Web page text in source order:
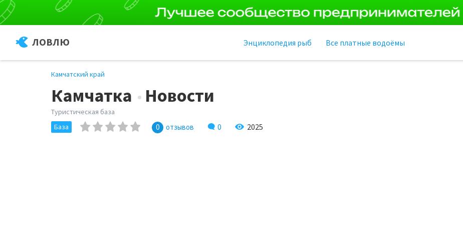
ЛОВЛЮ Энциклопедия рыб Все платные водоёмы
Камчатский край
Камчатка Новости
Туристическая база
База
0 отзывов 0 2025